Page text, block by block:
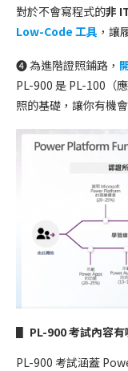
對於不會寫程式的非
Low-Code 工具 ，讓
➍ 為進階證照鋪路，
PL-900 是 PL-100（
照的基礎，讓你有機
▋ PL-900 考試內容有
PL-900 考試涵蓋